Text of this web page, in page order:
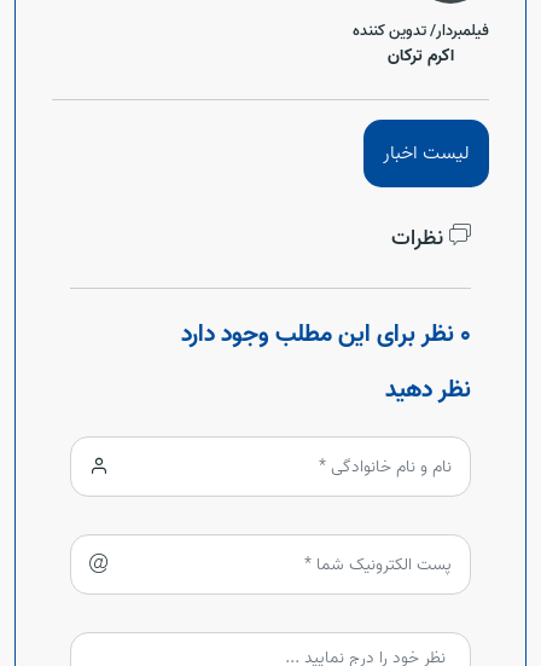
فیلمبردار/ تدوین کننده
اکرم ترکان
لیست اخبار
نظرات
0 نظر برای این مطلب وجود دارد
نظر دهید